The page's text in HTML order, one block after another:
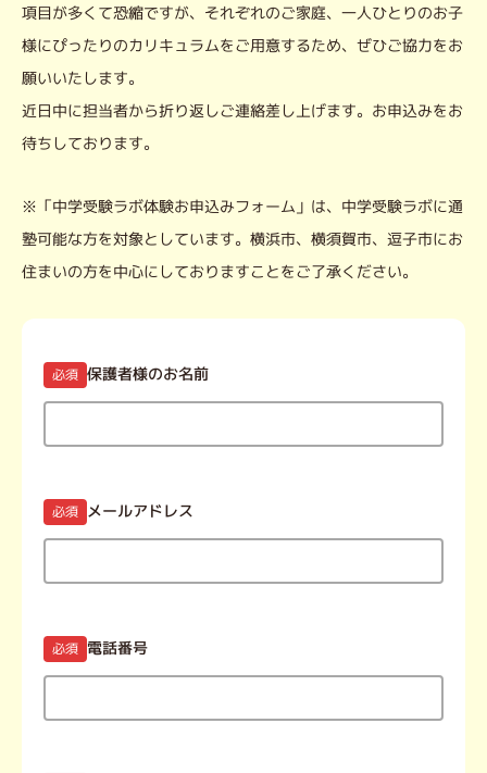
項目が多くて恐縮ですが、それぞれのご家庭、一人ひとりのお子
様にぴったりのカリキュラムをご用意するため、ぜひご協力をお
願いいたします。
近日中に担当者から折り返しご連絡差し上げます。お申込みをお
待ちしております。
※「中学受験ラボ体験お申込みフォーム」は、中学受験ラボに通
塾可能な方を対象としています。横浜市、横須賀市、逗子市にお
住まいの方を中心にしておりますことをご了承ください。
必須 保護者様のお名前
必須 メールアドレス
必須 電話番号